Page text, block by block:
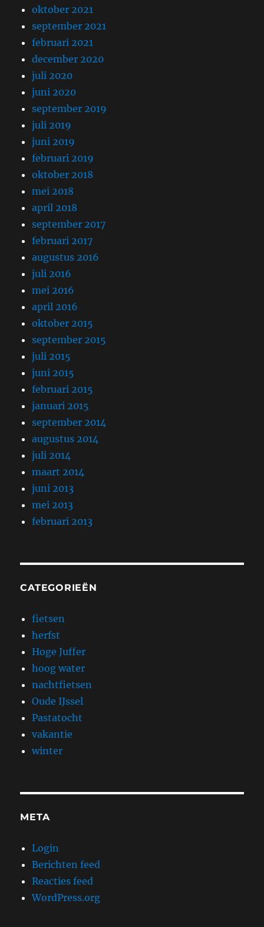
oktober 2021
september 2021
februari 2021
december 2020
juli 2020
juni 2020
september 2019
juli 2019
juni 2019
februari 2019
oktober 2018
mei 2018
april 2018
september 2017
februari 2017
augustus 2016
juli 2016
mei 2016
april 2016
oktober 2015
september 2015
juli 2015
juni 2015
februari 2015
januari 2015
september 2014
augustus 2014
juli 2014
maart 2014
juni 2013
mei 2013
februari 2013
CATEGORIEËN
fietsen
herfst
Hoge Juffer
hoog water
nachtfietsen
Oude IJssel
Pastatocht
vakantie
winter
META
Login
Berichten feed
Reacties feed
WordPress.org